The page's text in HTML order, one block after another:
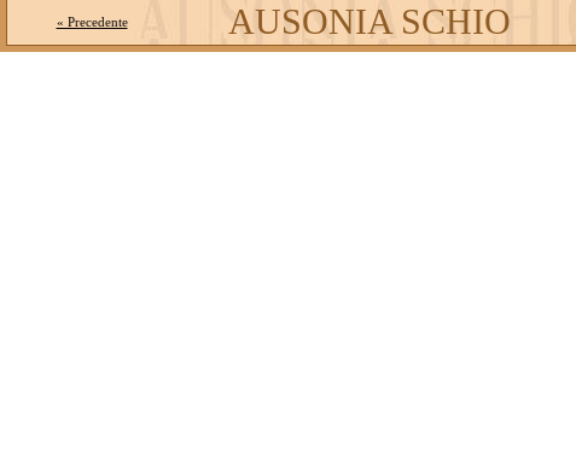
« Precedente AUSONIA SCHIO